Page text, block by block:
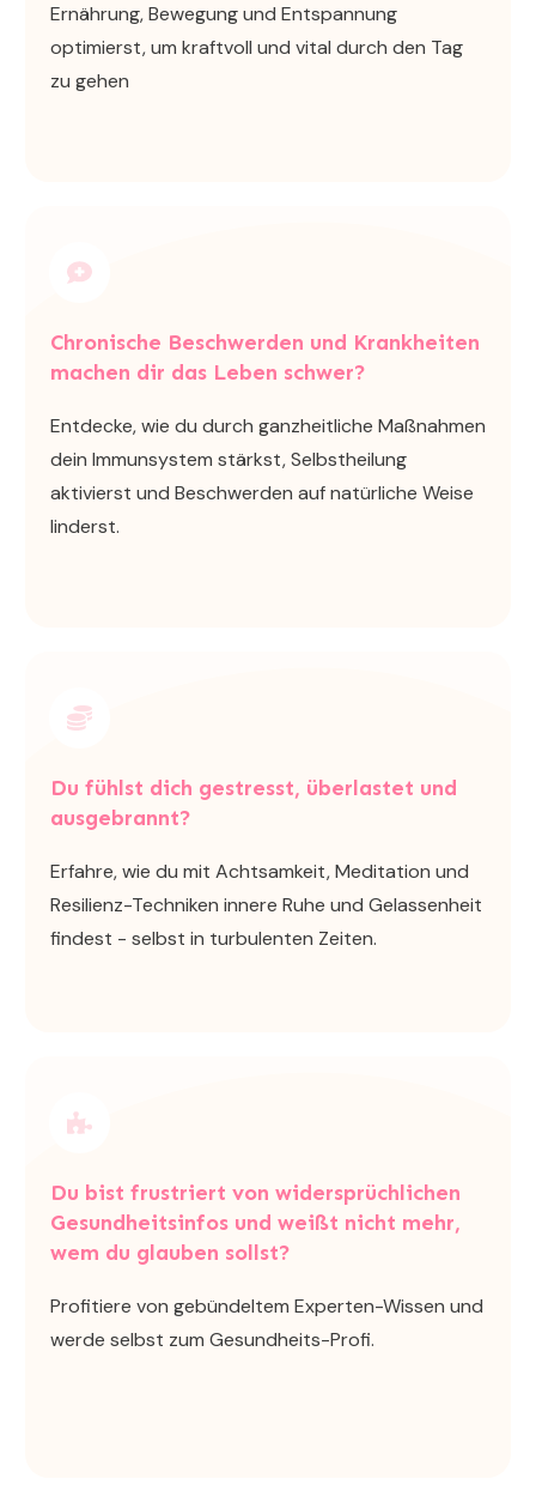
Ernährung, Bewegung und Entspannung
optimierst, um kraftvoll und vital durch den Tag
zu gehen
Chronische Beschwerden und Krankheiten
machen dir das Leben schwer?
Entdecke, wie du durch ganzheitliche Maßnahmen
dein Immunsystem stärkst, Selbstheilung
aktivierst und Beschwerden auf natürliche Weise
linderst.
Du fühlst dich gestresst, überlastet und
ausgebrannt?
Erfahre, wie du mit Achtsamkeit, Meditation und
Resilienz-Techniken innere Ruhe und Gelassenheit
findest - selbst in turbulenten Zeiten.
Du bist frustriert von widersprüchlichen
Gesundheitsinfos und weißt nicht mehr,
wem du glauben sollst?
Profitiere von gebündeltem Experten-Wissen und
werde selbst zum Gesundheits-Profi.